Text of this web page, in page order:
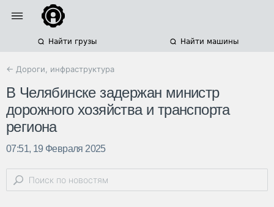
Найти грузы Найти машины
← Дороги, инфраструктура
В Челябинске задержан министр
дорожного хозяйства и транспорта
региона
07:51, 19 Февраля 2025